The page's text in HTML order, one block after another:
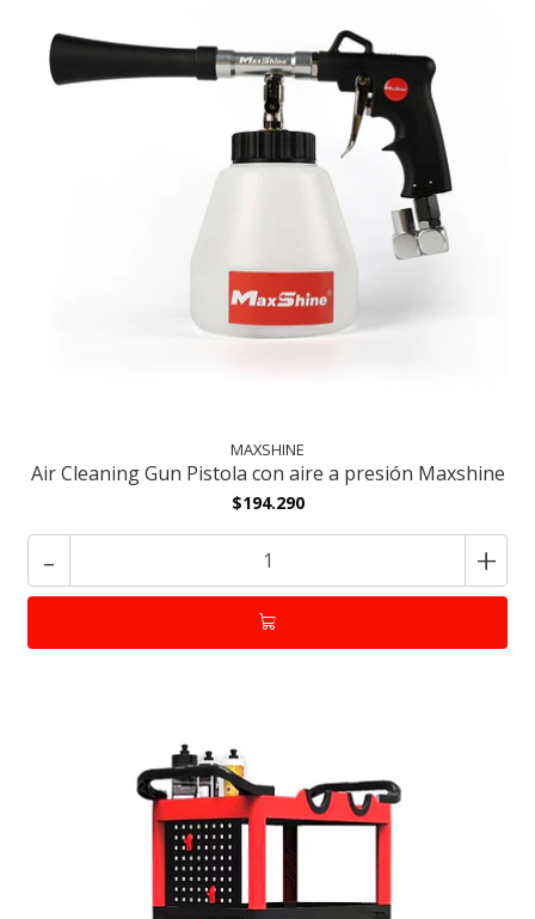
MAXSHINE
Air Cleaning Gun Pistola con aire a presión Maxshine
$194.290
- +